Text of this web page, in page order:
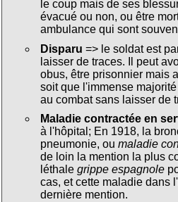
le coup mais de ses
évacué ou non, ou être
ambulance qui sont
Disparu => le soldat est
laisser de traces. Il peut
obus, être prisonnier mais
soit que l'immense
au combat sans laisser de
Maladie contractée en
à l'hôpital; En 1918, la
pneumonie, ou maladie
de loin la mention la plus
léthale grippe espagnole
cas, et cette maladie dans
dernière mention.